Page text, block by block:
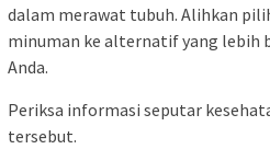
dalam merawat tubuh. Alihkan
minuman ke alternatif yang lebih
Anda.
Periksa informasi seputar
tersebut.